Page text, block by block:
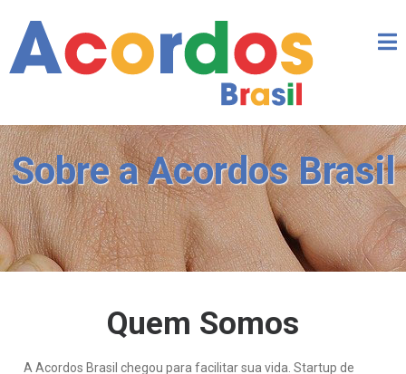
Sobre a Acordos Brasil
Quem Somos
A Acordos Brasil chegou para facilitar sua vida. Startup de